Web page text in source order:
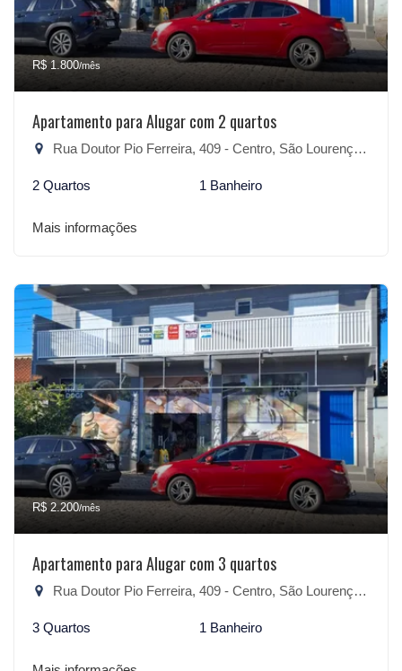
R$ 1.800/mês
Apartamento para Alugar com 2 quartos
Rua Doutor Pio Ferreira, 409 - Centro, São Lourenço do Sul-RS
2 Quartos 1 Banheiro
Mais informações
R$ 2.200/mês
Apartamento para Alugar com 3 quartos
Rua Doutor Pio Ferreira, 409 - Centro, São Lourenço do Sul-RS
3 Quartos 1 Banheiro